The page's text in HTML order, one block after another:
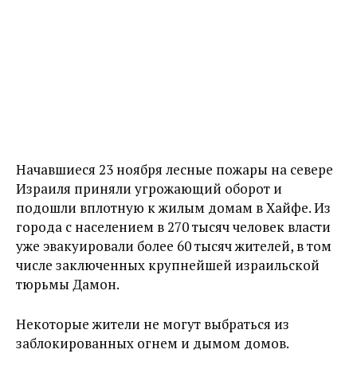
Начавшиеся 23 ноября лесные пожары на севере
Израиля приняли угрожающий оборот и
подошли вплотную к жилым домам в Хайфе. Из
города с населением в 270 тысяч человек власти
уже эвакуировали более 60 тысяч жителей, в том
числе заключенных крупнейшей израильской
тюрьмы Дамон.
Некоторые жители не могут выбраться из
заблокированных огнем и дымом домов.